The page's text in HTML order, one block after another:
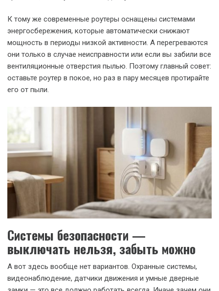
К тому же современные роутеры оснащены системами
энергосбережения, которые автоматически снижают
мощность в периоды низкой активности. А перегреваются
они только в случае неисправности или если вы забили все
вентиляционные отверстия пылью. Поэтому главный совет:
оставьте роутер в покое, но раз в пару месяцев протирайте
его от пыли.
Системы безопасности —
выключать нельзя, забыть можно
А вот здесь вообще нет вариантов. Охранные системы,
видеонаблюдение, датчики движения и умные дверные